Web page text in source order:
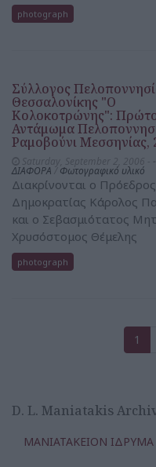
photograph
Σύλλογος
Θεσσαλονίκης "Ο
Κολοκοτρώνης":
Αντάμωμα
Ραμοβούνι Μεσσηνίας,
ΔΙΑΦΟΡΑ Φωτογραφικό υλικό
Διακρίνονται ο
Δημοκρατίας Κάρολος
και ο Σεβασμιότατος
Χρυσόστομος Θέμελης
photograph
1
D. L. Maniatakis
ΜΑΝΙΑΤΑΚΕΙΟΝ ΙΔΡΥΜΑ